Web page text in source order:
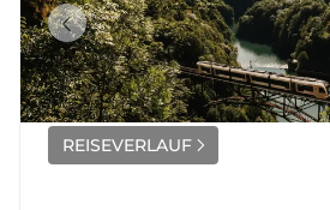
REISEVERLAUF